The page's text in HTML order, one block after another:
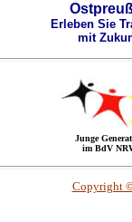
Erleben Sie
mit
Junge
im BdV
Copyright